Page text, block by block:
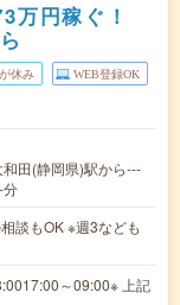
万円稼ぐ！
休み WEB登録OK
田(静岡県)駅から---
分
談もOK ※週3なども
～09:00※ 上記